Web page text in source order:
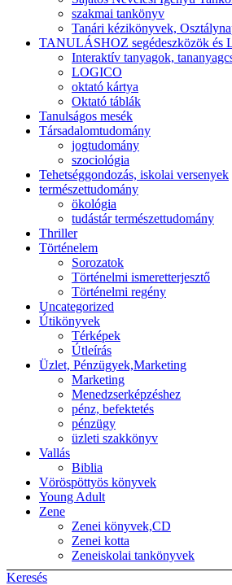
Keresés
szakmai tankönyv
Tanári kézikönyvek,
TANULÁSHOZ segédeszközök és
Interaktív tanyagok,
LOGICO
oktató kártya
Oktató táblák
Tanulságos mesék
Társadalomtudomány
jogtudomány
szociológia
Tehetséggondozás, iskolai versenyek
természettudomány
ökológia
tudástár természettudomány
Thriller
Történelem
Sorozatok
Történelmi ismeretterjesztő
Történelmi regény
Uncategorized
Útikönyvek
Térképek
Útleírás
Üzlet, Pénzügyek,Marketing
Marketing
Menedzserképzéshez
pénz, befektetés
pénzügy
üzleti szakkönyv
Vallás
Biblia
Vöröspöttyös könyvek
Young Adult
Zene
Zenei könyvek,CD
Zenei kotta
Zeneiskolai tankönyvek